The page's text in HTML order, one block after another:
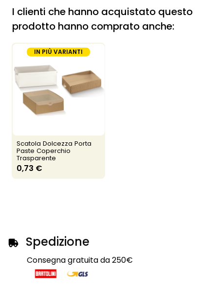
I clienti che hanno acquistato questo
prodotto hanno comprato anche:
IN PIÙ VARIANTI
Scatola Dolcezza Porta
Paste Coperchio
Trasparente
0,73 €
Spedizione
Consegna gratuita da 250€